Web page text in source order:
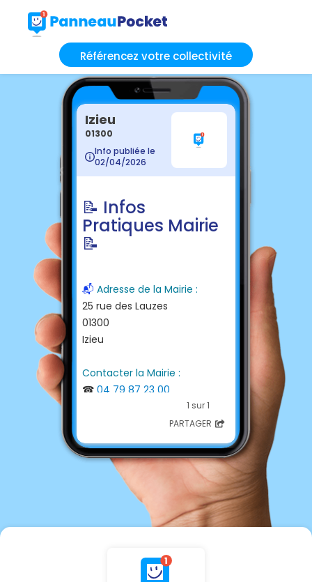
Référencez votre collectivité
Izieu
01300
Info publiée le
02/04/2026
📝 Infos
Pratiques Mairie
📝
📬 Adresse de la Mairie :
25 rue des Lauzes
01300
Izieu
Contacter la Mairie :
☎ 04 79 87 23 00
mairie-izieu@orange.fr
1 sur 1
PARTAGER